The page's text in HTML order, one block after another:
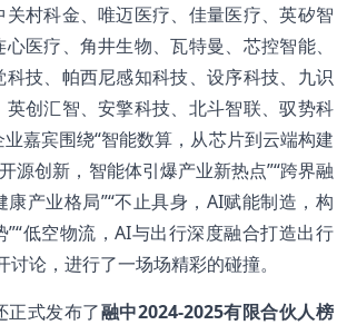
村科金、唯迈医疗、佳量医疗、英矽智
医疗、角井生物、瓦特曼、芯控智能、
科技、帕西尼感知科技、设序科技、九识
英创汇智、安擎科技、北斗智联、驭势科
嘉宾围绕“智能数算，从芯片到云端构建
源创新，智能体引爆产业新热点”“跨界融
产业格局”“不止具身，AI赋能制造，构
低空物流，AI与出行深度融合打造出行
讨论，进行了一场场精彩的碰撞。
正式发布了融中2024-2025有限合伙人榜